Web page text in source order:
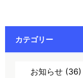
ゲ
ー
シ
カテゴリー
お知らせ (36)